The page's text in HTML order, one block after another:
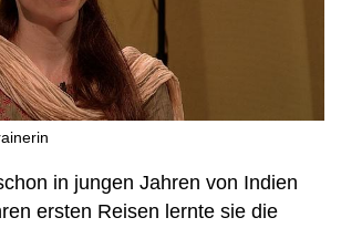
in jungen Jahren von Indien
ersten Reisen lernte sie die